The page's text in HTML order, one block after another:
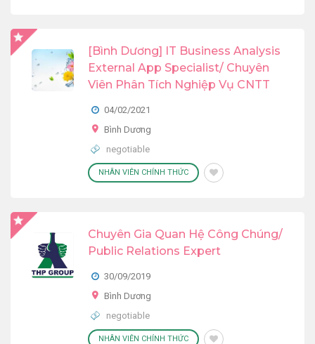
[Bình Dương] IT Business Analysis
External App Specialist/ Chuyên
Viên Phân Tích Nghiệp Vụ CNTT
04/02/2021
Bình Dương
negotiable
NHÂN VIÊN CHÍNH THỨC
Chuyên Gia Quan Hệ Công Chúng/
Public Relations Expert
30/09/2019
Bình Dương
negotiable
NHÂN VIÊN CHÍNH THỨC